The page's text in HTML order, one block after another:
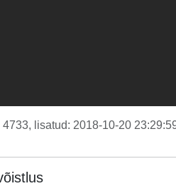
4733, lisatud: 2018-10-20